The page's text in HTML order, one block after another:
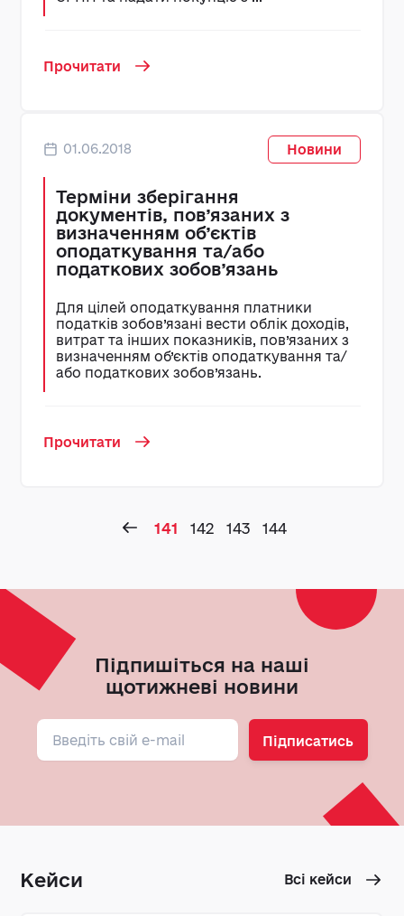
Прочитати
01.06.2018 Новини
Терміни зберігання
документів, пов’язаних з
визначенням об’єктів
оподаткування та/або
податкових зобов’язань
Для цілей оподаткування платники
податків зобов’язані вести облік доходів,
витрат та інших показників, пов’язаних з
визначенням об’єктів оподаткування та/
або податкових зобов’язань.
Прочитати
141 142 143 144
Підпишіться на наші
щотижневі новини
Підписатись
Кейси Всі кейси